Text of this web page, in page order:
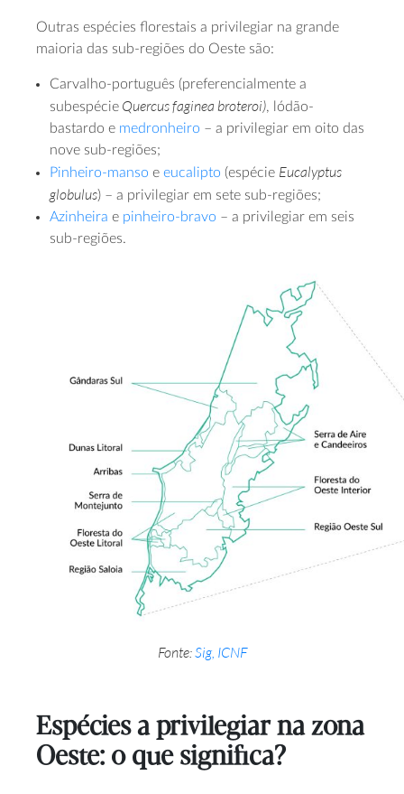
Outras espécies florestais a privilegiar na grande
maioria das sub-regiões do Oeste são:
Carvalho-português (preferencialmente a
subespécie Quercus faginea broteroi), lódão-
bastardo e medronheiro – a privilegiar em oito das
nove sub-regiões;
Pinheiro-manso e eucalipto (espécie Eucalyptus
globulus) – a privilegiar em sete sub-regiões;
Azinheira e pinheiro-bravo – a privilegiar em seis
sub-regiões.
Fonte:Sig, ICNF
Espécies a privilegiar na zona
Oeste: o que significa?